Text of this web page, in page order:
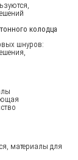
колодца
шнуров:
материалы для